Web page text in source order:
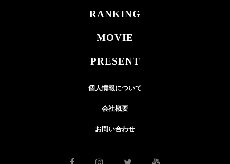
RANKING
MOVIE
PRESENT
個人情報について
会社概要
お問い合わせ